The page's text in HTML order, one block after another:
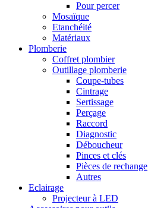
Pour percer
Mosaïque
Etanchéité
Matériaux
Plomberie
Coffret plombier
Outillage plomberie
Coupe-tubes
Cintrage
Sertissage
Perçage
Raccord
Diagnostic
Déboucheur
Pinces et clés
Pièces de rechange
Autres
Eclairage
Projecteur à LED